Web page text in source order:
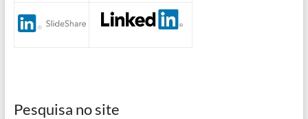
Pesquisa no site